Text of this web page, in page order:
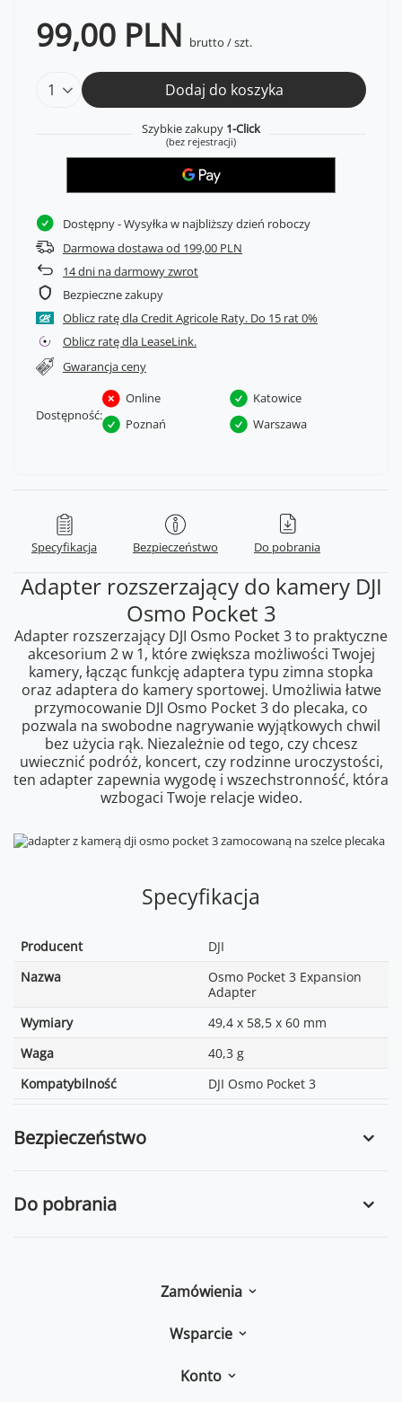
99,00 PLN brutto /szt.
Dodaj do koszyka
Szybkie zakupy 1-Click
(bez rejestracji)
Dostępny- Wysyłka w najbliższy dzień roboczy
Darmowa dostawa od 199,00 PLN
14dni na darmowy zwrot
Bezpieczne zakupy
Oblicz ratę dla Credit Agricole Raty.
Oblicz ratę dla LeaseLink.
Gwarancja ceny
Dostępność:
Online
Katowice
Poznań
Warszawa
Specyfikacja Bezpieczeństwo Do pobrania
Adapter rozszerzający do kamery DJI
Osmo Pocket 3
Adapter rozszerzający DJI Osmo Pocket 3 to praktyczne
akcesorium 2 w 1, które zwiększa możliwości Twojej
kamery, łącząc funkcję adaptera typu zimna stopka
oraz adaptera do kamery sportowej. Umożliwia łatwe
przymocowanie DJI Osmo Pocket 3 do plecaka, co
pozwala na swobodne nagrywanie wyjątkowych chwil
bez użycia rąk. Niezależnie od tego, czy chcesz
uwiecznić podróż, koncert, czy rodzinne uroczystości,
ten adapter zapewnia wygodę i wszechstronność, która
wzbogaci Twoje relacje wideo.
Specyfikacja
Producent
DJI
Nazwa
Osmo Pocket 3 Expansion
Adapter
Wymiary
49,4 x 58,5 x 60 mm
Waga
40,3 g
Kompatybilność
DJI Osmo Pocket 3
Bezpieczeństwo
Do pobrania
Zamówienia
Wsparcie
Konto